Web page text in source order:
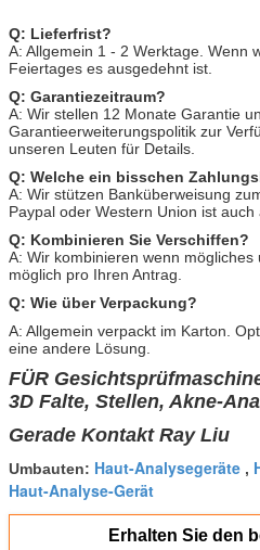
Q: Lieferfrist?
A: Allgemein 1 - 2 Werktage. Wenn
Feiertages es ausgedehnt ist.
Q: Garantiezeitraum?
A: Wir stellen 12 Monate Garantie
Garantieerweiterungspolitik zur
unseren Leuten für Details.
Q: Welche ein bisschen
A: Wir stützen Banküberweisung
Paypal oder Western Union ist auch
Q: Kombinieren Sie Verschiffen?
A: Wir kombinieren wenn
möglich pro Ihren Antrag.
Q: Wie über Verpackung?
A: Allgemein verpackt im Karton.
eine andere Lösung.
FÜR
3D Falte, Stellen, Akne-
Gerade Kontakt Ray Liu
Umbauten: Haut-Analysegeräte ,
Haut-Analyse-Gerät
Erhalten Sie den